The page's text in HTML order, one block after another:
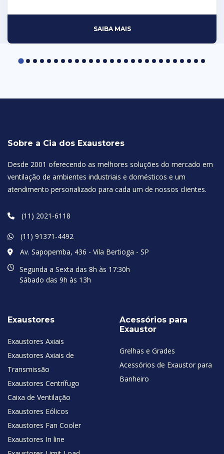
SAIBA MAIS
Sobre a Cia dos Exaustores
Desde 2001 oferecendo as melhores soluções do mercado em
ventilação de ambientes industriais e domésticos e um
atendimento personalizado para cada um de nossos clientes.
(11) 2021-6118
(11) 91371-4492
Av. Sapopemba, 436 - Vila Bertioga - SP
Segunda a Sexta das 8h às 17:30h
Sábado das 9h às 13h
Exaustores
Exaustores Axiais
Exaustores Axiais de
Transmissão
Exaustores Centrífugo
Caixa de Ventilação
Exaustores Eólicos
Exaustores Fan Cooler
Exaustores In line
Acessórios para
Exaustor
Grelhas e Grades
Acessórios de Exaustor para
Banheiro